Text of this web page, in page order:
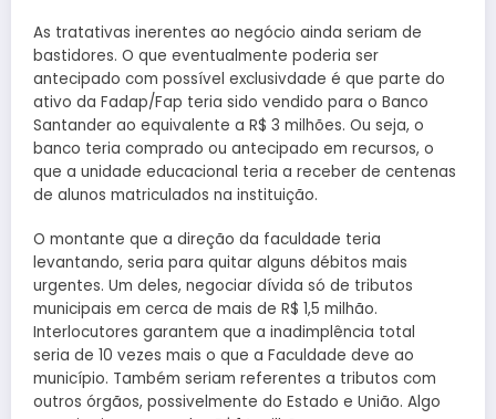
As tratativas inerentes ao negócio ainda seriam de
bastidores. O que eventualmente poderia ser
antecipado com possível exclusivdade é que parte do
ativo da Fadap/Fap teria sido vendido para o Banco
Santander ao equivalente a R$ 3 milhões. Ou seja, o
banco teria comprado ou antecipado em recursos, o
que a unidade educacional teria a receber de centenas
de alunos matriculados na instituição.
O montante que a direção da faculdade teria
levantando, seria para quitar alguns débitos mais
urgentes. Um deles, negociar dívida só de tributos
municipais em cerca de mais de R$ 1,5 milhão.
Interlocutores garantem que a inadimplência total
seria de 10 vezes mais o que a Faculdade deve ao
município. Também seriam referentes a tributos com
outros órgãos, possivelmente do Estado e União. Algo